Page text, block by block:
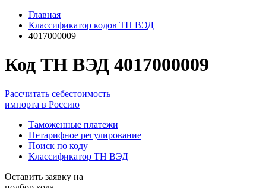
Главная
Классификатор кодов ТН ВЭД
4017000009
Код ТН ВЭД 4017000009
Рассчитать себестоимость
импорта в Россию
Таможенные платежи
Нетарифное регулирование
Поиск по коду
Классификатор ТН ВЭД
Оставить заявку на